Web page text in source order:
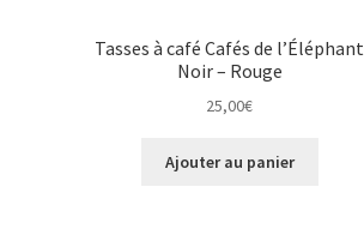
Tasses à café Cafés de l’Éléphant
Noir – Rouge
25,00€
Ajouter au panier